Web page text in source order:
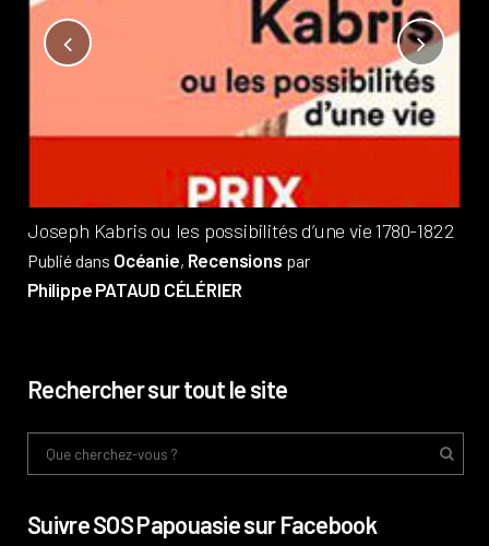
Joseph Kabris ou les possibilités d’une vie 1780-1822
Publié dans Océanie, Recensions par
Philippe PATAUD CÉLÉRIER
Rechercher sur tout le site
Suivre SOS Papouasie sur Facebook